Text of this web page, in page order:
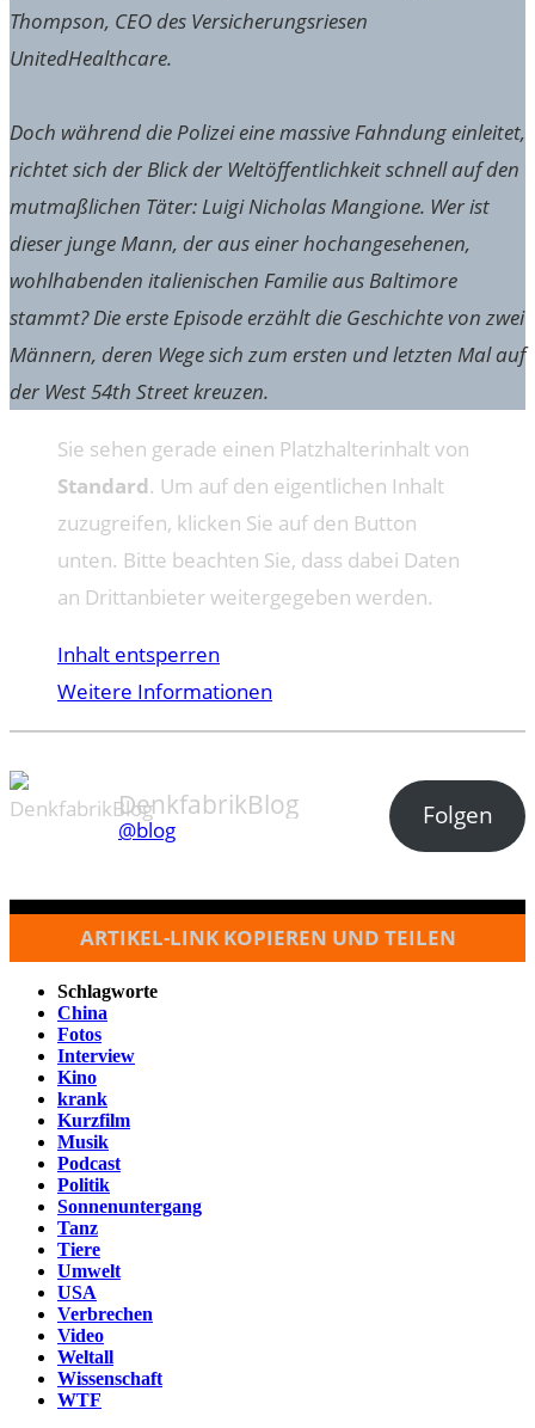
Thompson, CEO des Versicherungsriesen
UnitedHealthcare.
Doch während die Polizei eine massive Fahndung einleitet,
richtet sich der Blick der Weltöffentlichkeit schnell auf den
mutmaßlichen Täter: Luigi Nicholas Mangione. Wer ist
dieser junge Mann, der aus einer hochangesehenen,
wohlhabenden italienischen Familie aus Baltimore
stammt? Die erste Episode erzählt die Geschichte von zwei
Männern, deren Wege sich zum ersten und letzten Mal auf
der West 54th Street kreuzen.
Sie sehen gerade einen Platzhalterinhalt von
Standard. Um auf den eigentlichen Inhalt
zuzugreifen, klicken Sie auf den Button
unten. Bitte beachten Sie, dass dabei Daten
an Drittanbieter weitergegeben werden.
Inhalt entsperren
Weitere Informationen
DenkfabrikBlog
@blog Folgen
ARTIKEL-LINK KOPIEREN UND TEILEN
Schlagworte
China
Fotos
Interview
Kino
krank
Kurzfilm
Musik
Podcast
Politik
Sonnenuntergang
Tanz
Tiere
Umwelt
USA
Verbrechen
Video
Weltall
Wissenschaft
WTF